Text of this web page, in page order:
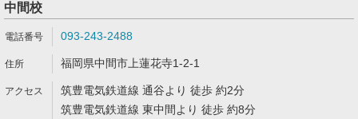
中間校
093-243-2488
福岡県中間市上蓮花寺1-2-1
筑豊電気鉄道線 通谷より 徒歩 約2分
筑豊電気鉄道線 東中間より 徒歩 約8分